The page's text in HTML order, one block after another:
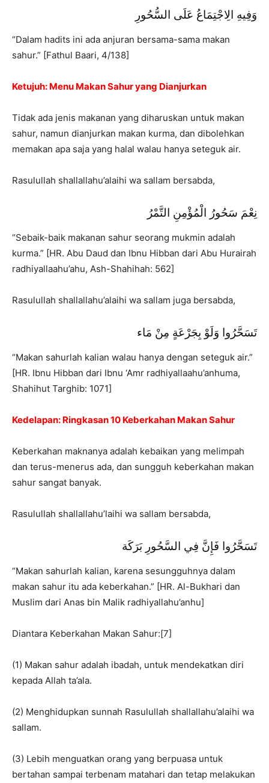
وَفِيهِ الِاجْتِمَاعُ عَلَى السُّحُورِ
“Dalam hadits ini ada anjuran bersama-sama makan
sahur.” [Fathul Baari, 4/138]
Ketujuh: Menu Makan Sahur yang Dianjurkan
Tidak ada jenis makanan yang diharuskan untuk makan
sahur, namun dianjurkan makan kurma, dan dibolehkan
memakan apa saja yang halal walau hanya seteguk air.
Rasulullah shallallahu’alaihi wa sallam bersabda,
نِعْمَ سَحُورُ الْمُؤْمِنِ التَّمْرُ
“Sebaik-baik makanan sahur seorang mukmin adalah
kurma.” [HR. Abu Daud dan Ibnu Hibban dari Abu Hurairah
radhiyallaahu’ahu, Ash-Shahihah: 562]
Rasulullah shallallahu’alaihi wa sallam juga bersabda,
تَسَحَّرُوا وَلَوْ بِجَرْعَةٍ مِنْ مَاء
“Makan sahurlah kalian walau hanya dengan seteguk air.”
[HR. Ibnu Hibban dari Ibnu ‘Amr radhiyallaahu’anhuma,
Shahihut Targhib: 1071]
Kedelapan: Ringkasan 10 Keberkahan Makan Sahur
Keberkahan maknanya adalah kebaikan yang melimpah
dan terus-menerus ada, dan sungguh keberkahan makan
sahur sangat banyak.
Rasulullah shallallahu’laihi wa sallam bersabda,
تَسَحَّرُوا فَإِنَّ فِي السَّحُورِ بَرَكَة
“Makan sahurlah kalian, karena sesungguhnya dalam
makan sahur itu ada keberkahan.” [HR. Al-Bukhari dan
Muslim dari Anas bin Malik radhiyallahu’anhu]
Diantara Keberkahan Makan Sahur:[7]
(1) Makan sahur adalah ibadah, untuk mendekatkan diri
kepada Allah ta’ala.
(2) Menghidupkan sunnah Rasulullah shallallahu’alaihi wa
sallam.
(3) Lebih menguatkan orang yang berpuasa untuk
bertahan sampai terbenam matahari dan tetap melakukan